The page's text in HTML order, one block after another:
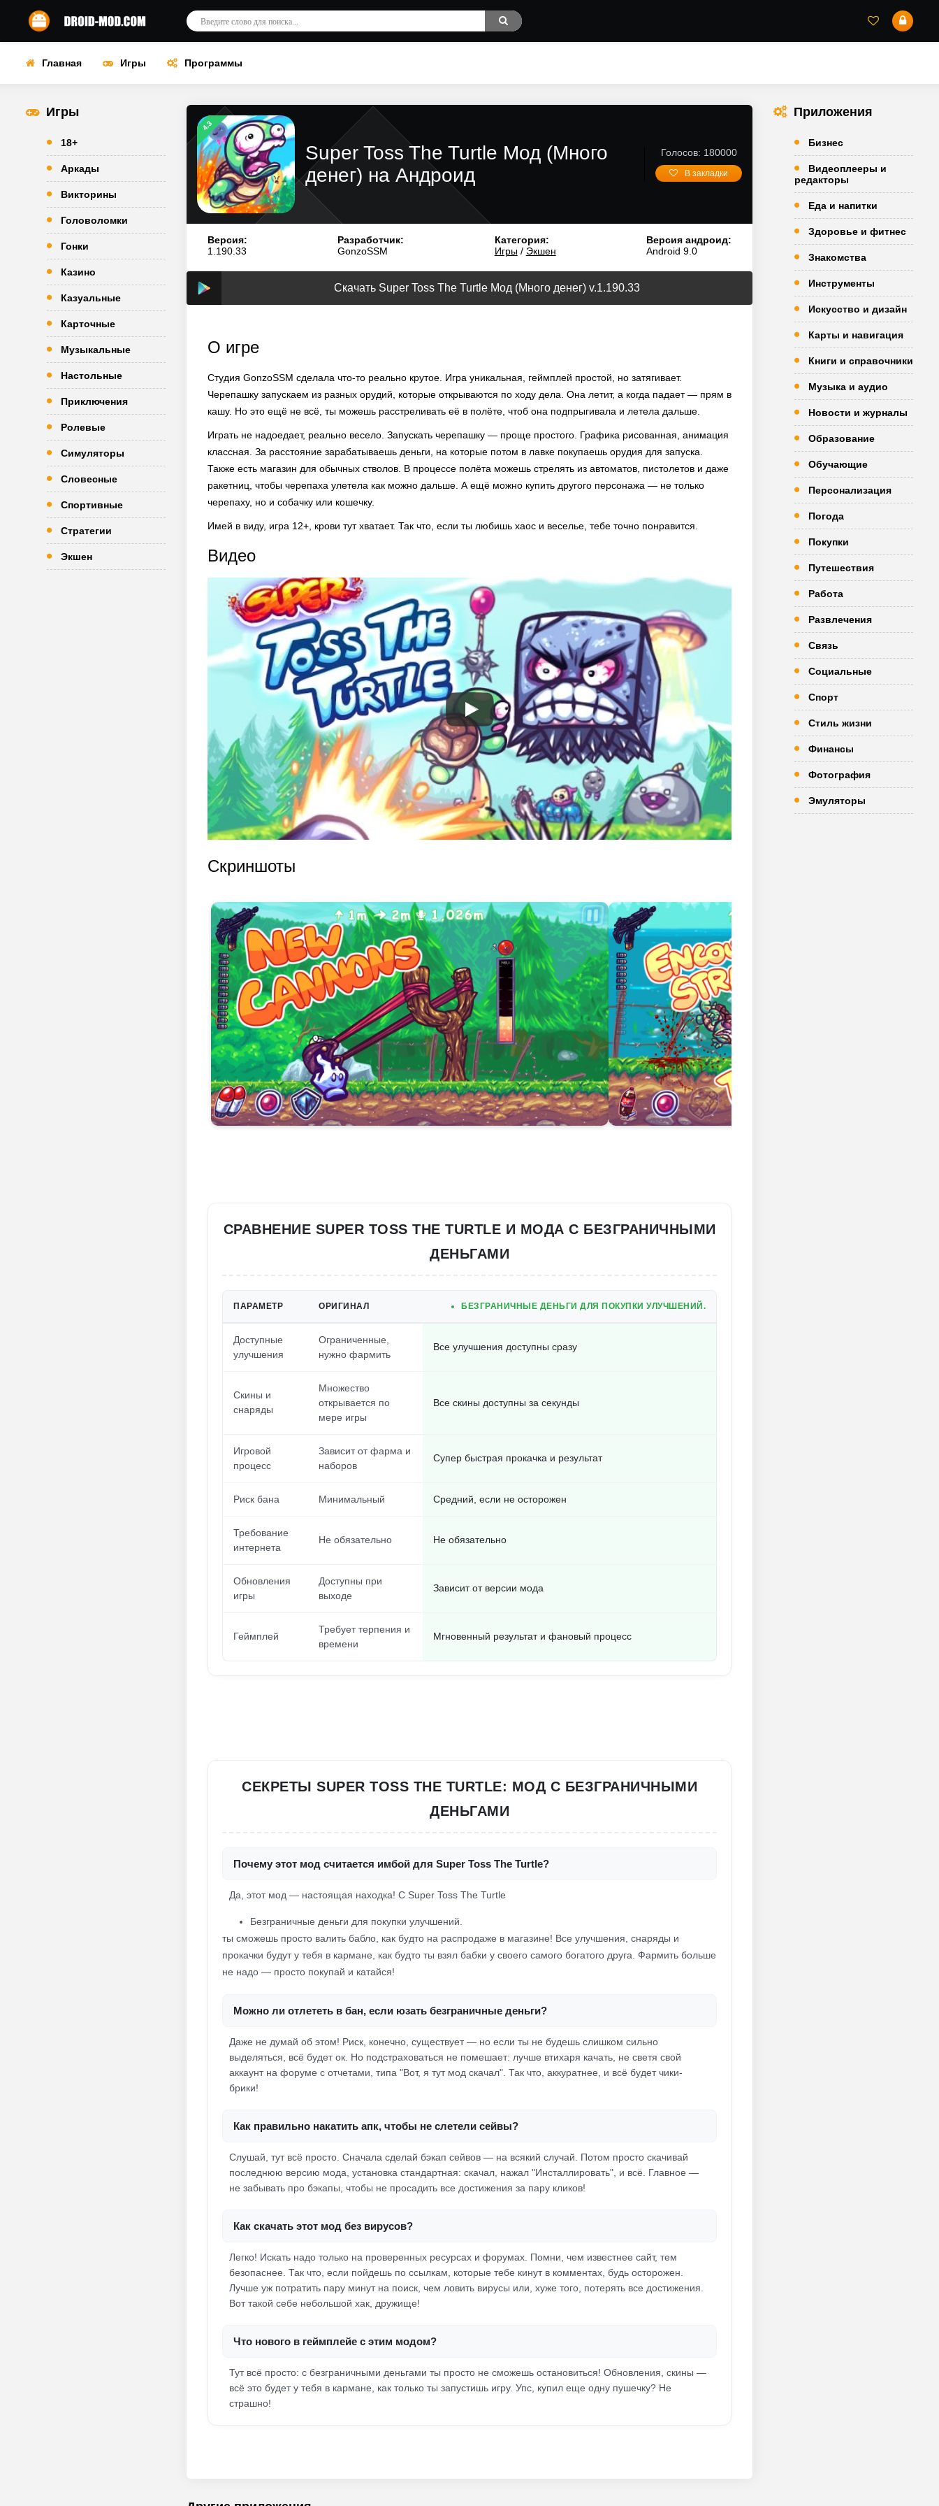
Главная Игры Программы
Игры
18+
Аркады
Викторины
Головоломки
Гонки
Казино
Казуальные
Карточные
Музыкальные
Настольные
Приключения
Ролевые
Симуляторы
Словесные
Спортивные
Стратегии
Экшен
4.3
Super Toss The Turtle Мод (Много
денег) на Андроид
Голосов: 180000
В закладки
Версия:
1.190.33
Разработчик:
GonzoSSM
Категория:
Игры/ Экшен
Версия андроид:
Android 9.0
Скачать Super Toss The Turtle Мод (Много денег) v.1.190.33
О игре
Студия GonzoSSM сделала что-то реально крутое. Игра уникальная, геймплей простой, но затягивает.
Черепашку запускаем из разных орудий, которые открываются по ходу дела. Она летит, а когда падает — прям в
кашу. Но это ещё не всё, ты можешь расстреливать её в полёте, чтоб она подпрыгивала и летела дальше.
Играть не надоедает, реально весело. Запускать черепашку — проще простого. Графика рисованная, анимация
классная. За расстояние зарабатываешь деньги, на которые потом в лавке покупаешь орудия для запуска.
Также есть магазин для обычных стволов. В процессе полёта можешь стрелять из автоматов, пистолетов и даже
ракетниц, чтобы черепаха улетела как можно дальше. А ещё можно купить другого персонажа — не только
черепаху, но и собачку или кошечку.
Имей в виду, игра 12+, крови тут хватает. Так что, если ты любишь хаос и веселье, тебе точно понравится.
Видео
Скриншоты
СРАВНЕНИЕ SUPER TOSS THE TURTLE И МОДА С БЕЗГРАНИЧНЫМИ
ДЕНЬГАМИ
ПАРАМЕТР ОРИГИНАЛ БЕЗГРАНИЧНЫЕ ДЕНЬГИ ДЛЯ ПОКУПКИ УЛУЧШЕНИЙ.
Доступные
улучшения
Ограниченные,
нужно фармить
Все улучшения доступны сразу
Скины и
снаряды
Множество
открывается по
мере игры
Все скины доступны за секунды
Игровой
процесс
Зависит от фарма и
наборов
Супер быстрая прокачка и результат
Риск бана Минимальный Средний, если не осторожен
Требование
интернета
Не обязательно Не обязательно
Обновления
игры
Доступны при
выходе
Зависит от версии мода
Геймплей
Требует терпения и
времени
Мгновенный результат и фановый процесс
СЕКРЕТЫ SUPER TOSS THE TURTLE: МОД С БЕЗГРАНИЧНЫМИ
ДЕНЬГАМИ
Почему этот мод считается имбой для Super Toss The Turtle?
Да, этот мод — настоящая находка! С Super Toss The Turtle
Безграничные деньги для покупки улучшений.
ты сможешь просто валить бабло, как будто на распродаже в магазине! Все улучшения, снаряды и
прокачки будут у тебя в кармане, как будто ты взял бабки у своего самого богатого друга. Фармить больше
не надо — просто покупай и катайся!
Можно ли отлететь в бан, если юзать безграничные деньги?
Даже не думай об этом! Риск, конечно, существует — но если ты не будешь слишком сильно
выделяться, всё будет ок. Но подстраховаться не помешает: лучше втихаря качать, не светя свой
аккаунт на форуме с отчетами, типа "Вот, я тут мод скачал". Так что, аккуратнее, и всё будет чики-
брики!
Как правильно накатить апк, чтобы не слетели сейвы?
Слушай, тут всё просто. Сначала сделай бэкап сейвов — на всякий случай. Потом просто скачивай
последнюю версию мода, установка стандартная: скачал, нажал "Инсталлировать", и всё. Главное —
не забывать про бэкапы, чтобы не просадить все достижения за пару кликов!
Как скачать этот мод без вирусов?
Легко! Искать надо только на проверенных ресурсах и форумах. Помни, чем известнее сайт, тем
безопаснее. Так что, если пойдешь по ссылкам, которые тебе кинут в комментах, будь осторожен.
Лучше уж потратить пару минут на поиск, чем ловить вирусы или, хуже того, потерять все достижения.
Вот такой себе небольшой хак, дружище!
Что нового в геймплейе с этим модом?
Тут всё просто: с безграничными деньгами ты просто не сможешь остановиться! Обновления, скины —
всё это будет у тебя в кармане, как только ты запустишь игру. Упс, купил еще одну пушечку? Не
страшно!
Приложения
Бизнес
Видеоплееры и
редакторы
Еда и напитки
Здоровье и фитнес
Знакомства
Инструменты
Искусство и дизайн
Карты и навигация
Книги и справочники
Музыка и аудио
Новости и журналы
Образование
Обучающие
Персонализация
Погода
Покупки
Путешествия
Работа
Развлечения
Связь
Социальные
Спорт
Стиль жизни
Финансы
Фотография
Эмуляторы